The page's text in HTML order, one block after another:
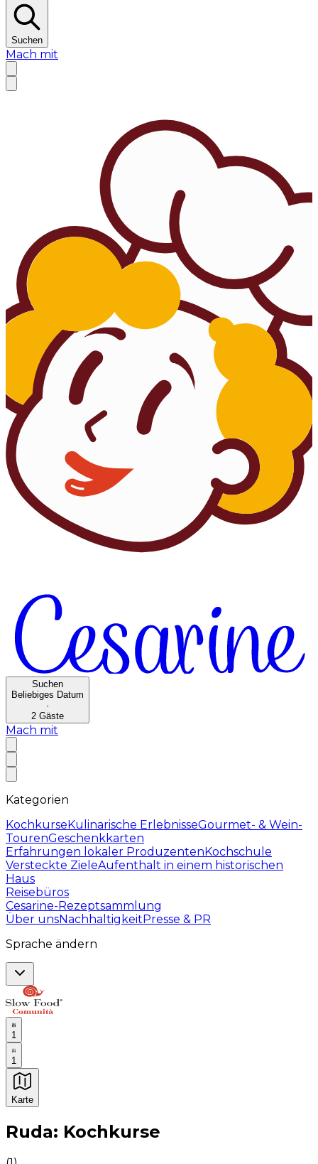
Suchen
Mach mit
Suchen
Beliebiges Datum
·
2 Gäste
Mach mit
Kategorien
KochkurseKulinarische ErlebnisseGourmet- & Wein-
TourenGeschenkkarten
Erfahrungen lokaler ProduzentenKochschule
Versteckte ZieleAufenthalt in einem historischen
Haus
Reisebüros
Cesarine-Rezeptsammlung
Über unsNachhaltigkeitPresse & PR
Sprache ändern
1
1
Karte
Unvergessliche kulinarische Erlebnisse:
Ruda: Kochkurse